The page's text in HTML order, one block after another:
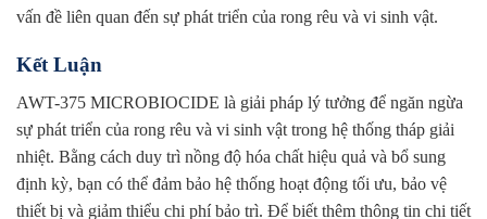
vấn đề liên quan đến sự phát triển của rong rêu và vi sinh vật.
Kết Luận
AWT-375 MICROBIOCIDE là giải pháp lý tưởng để ngăn ngừa
sự phát triển của rong rêu và vi sinh vật trong hệ thống tháp giải
nhiệt. Bằng cách duy trì nồng độ hóa chất hiệu quả và bổ sung
định kỳ, bạn có thể đảm bảo hệ thống hoạt động tối ưu, bảo vệ
thiết bị và giảm thiểu chi phí bảo trì. Để biết thêm thông tin chi tiết